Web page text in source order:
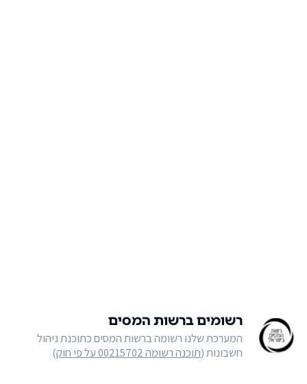
רשומים ברשות המסים
המערכת שלנו רשומה ברשות המסים כתוכנת ניהול
חשבונות (תוכנה רשומה 00215702 על פי חוק )